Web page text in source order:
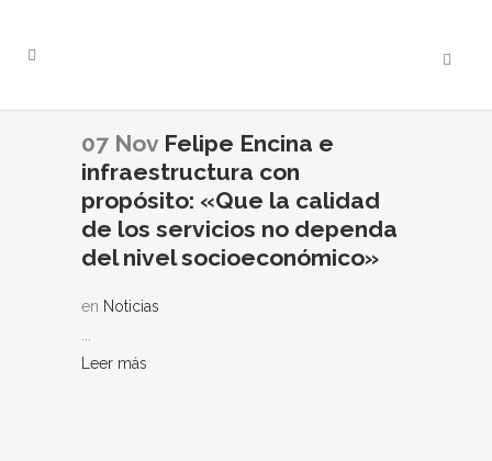
07 Nov Felipe Encina e
infraestructura con
propósito: «Que la calidad
de los servicios no dependa
del nivel socioeconómico»
en Noticias
Leer más